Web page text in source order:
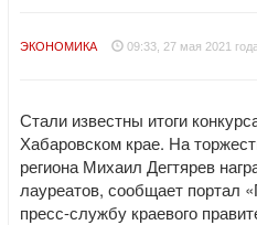
ЭКОНОМИКА 09:33, 27 мая 2021 года
Стали известны итоги
Хабаровском крае. На
региона Михаил Дегтярев
лауреатов, сообщает портал
пресс-службу краевого